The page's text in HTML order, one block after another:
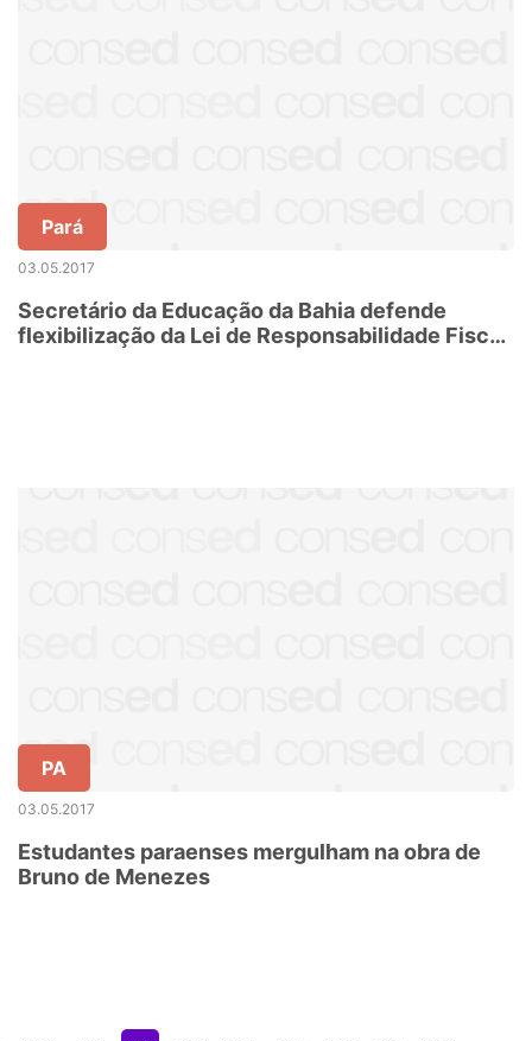
Pará
03.05.2017
Secretário da Educação da Bahia defende
flexibilização da Lei de Responsabilidade Fiscal
PA
03.05.2017
Estudantes paraenses mergulham na obra de
Bruno de Menezes